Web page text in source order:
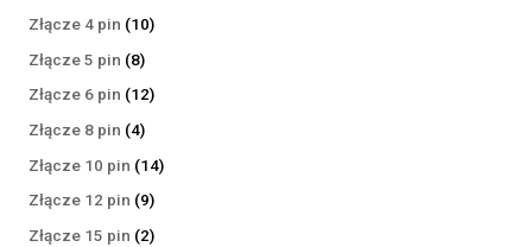
Złącze 4 pin 1010
Złącze 5 pin 88
produktów
Złącze 6 pin 1212
Złącze 8 pin 44
produkty
Złącze 10 pin 1414
Złącze 12 pin 99
produktów
Złącze 15 pin 22